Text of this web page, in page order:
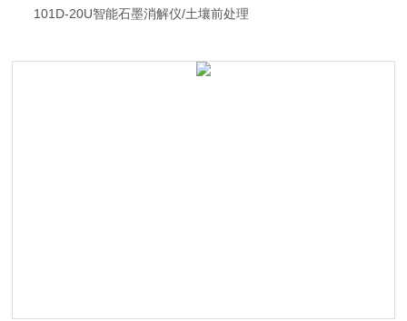
101D-20U智能石墨消解仪/土壤前处理